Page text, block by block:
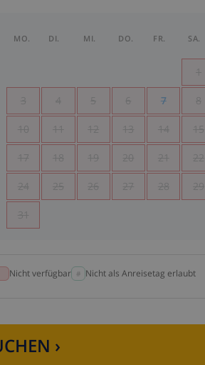
MO. DI. MI. DO. FR. SA.
1
3 4 5 6 7 8
10 11 12 13 14 15
17 18 19 20 21 22
24 25 26 27 28 29
31
Nicht verfügbar Nicht als Anreisetag erlaubt
›